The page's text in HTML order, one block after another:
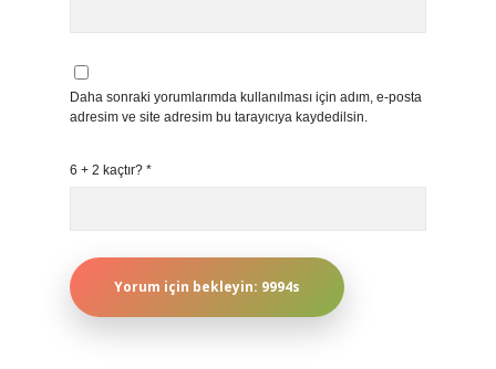
Daha sonraki yorumlarımda kullanılması için adım, e-posta
adresim ve site adresim bu tarayıcıya kaydedilsin.
6 + 2 kaçtır? *